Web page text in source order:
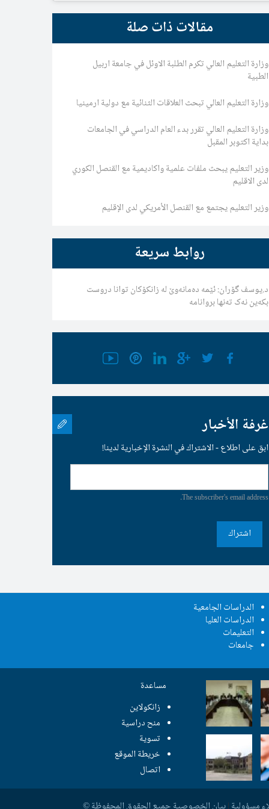
مقالات ذات صلة
وزارة التعليم العالي تكرم الطلبة الاوئل في جامعة اربيل
الطبية
وزارة التعليم العالي تبحث العلاقات الثنائية مع دولية ارمينيا
وزارة التعليم العالي تقرر بدء العام الدراسي في الجامعات
بداية اكتوبر المقبل
وزير التعليم يبحث ملفات علمية واكاديمية مع القنصل الكوري
لدى الاقليم
وزير التعليم يجتمع مع القنصل الأمريكي لدى الإقليم
روابط سريعة
د.یوسف گۆران: ئێمە دەمانەوێ لە زانکۆکان توانا دروست
بکەین نەک تەنها بروانامە
غرفة الأخبار
ابق على اطلاع - الاشتراك في النشرة الإخبارية لدينا!
The subscriber's email address.
اشتراك
الدراسات الجامعية
الدراسات العليا
التعليمات
جامعات
مساعدة
زانکولاین
منح دراسية
تسوية
خريطة الموقع
اتصال